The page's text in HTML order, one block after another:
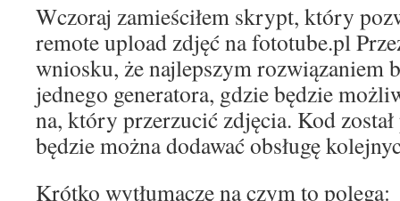
Wczoraj zamieściłem skrypt, który
remote upload zdjęć na fototube.pl
wniosku, że najlepszym rozwiązaniem
jednego generatora, gdzie będzie
na, który przerzucić zdjęcia. Kod
będzie można dodawać obsługę
Krótko wytłumaczę na czym to polega: